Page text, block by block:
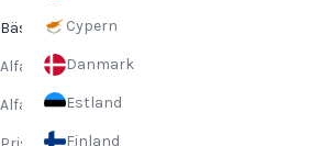
Cypern
Danmark
Estland
Finland
Bästsäljare
Alfabetiskt, A–Ö
Alfabetiskt, Ö–A